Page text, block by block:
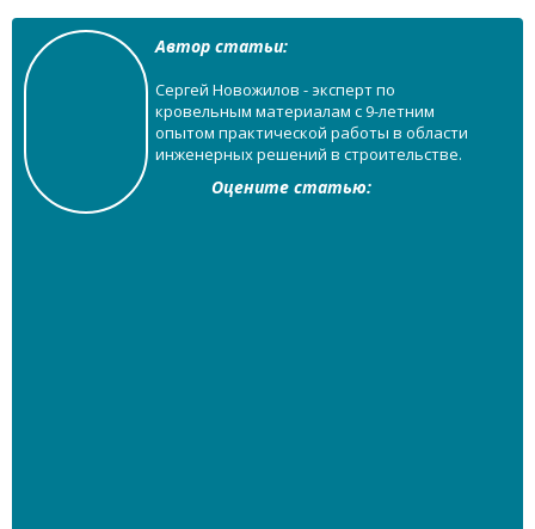
Автор статьи:
Сергей Новожилов - эксперт по
кровельным материалам с 9-летним
опытом практической работы в области
инженерных решений в строительстве.
Оцените статью: